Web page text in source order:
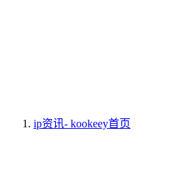
ip资讯- kookeey首页